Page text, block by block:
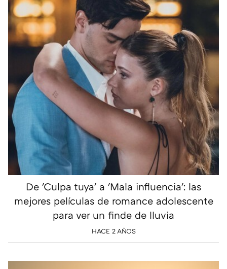
De 'Culpa tuya' a 'Mala influencia': las
mejores películas de romance adolescente
para ver un finde de lluvia
HACE 2 AÑOS